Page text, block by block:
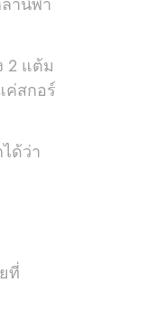
2 แต้ม
ค่สกอร์
ด้ว่า
ที่